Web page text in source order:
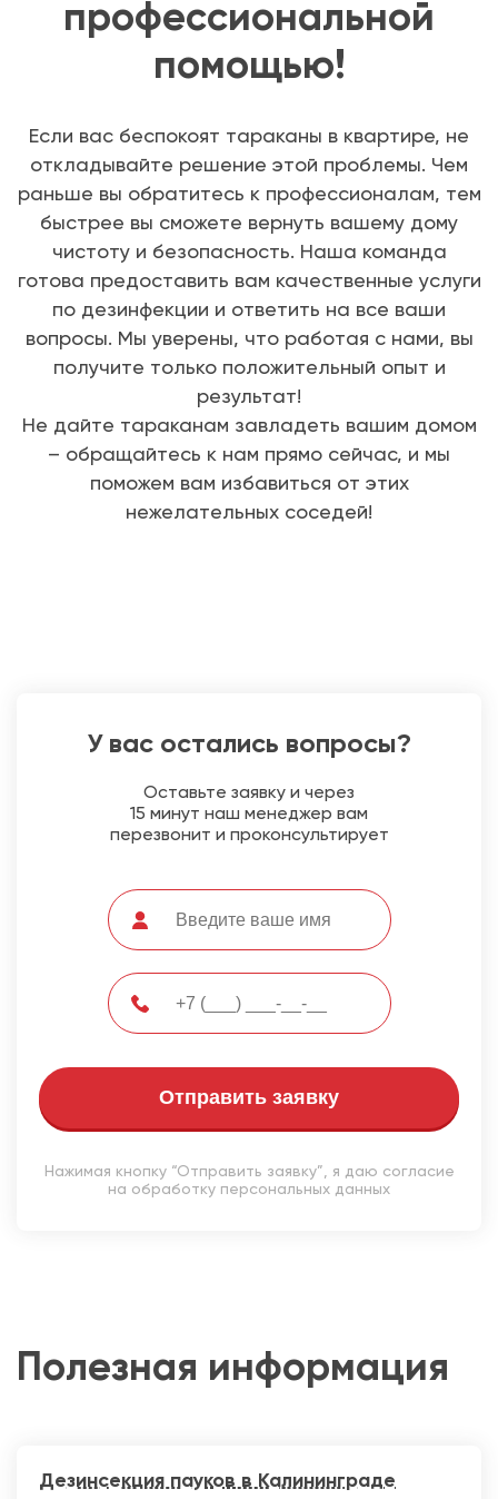
профессиональной
помощью!
Если вас беспокоят тараканы в квартире, не
откладывайте решение этой проблемы. Чем
раньше вы обратитесь к профессионалам, тем
быстрее вы сможете вернуть вашему дому
чистоту и безопасность. Наша команда
готова предоставить вам качественные услуги
по дезинфекции и ответить на все ваши
вопросы. Мы уверены, что работая с нами, вы
получите только положительный опыт и
результат!
Не дайте тараканам завладеть вашим домом
– обращайтесь к нам прямо сейчас, и мы
поможем вам избавиться от этих
нежелательных соседей!
У вас остались вопросы?
Оставьте заявку и через
15 минут наш менеджер вам
перезвонит и проконсультирует
Отправить заявку
Нажимая кнопку “Отправить заявку”, я даю согласие
на обработку персональных данных
Полезная информация
Дезинсекция пауков в Калининграде